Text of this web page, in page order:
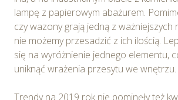
lampę z papierowym abażurem.
czy wazony grają jedną z
nie możemy przesadzić z ich ilością.
się na wyróżnienie jednego elementu,
uniknąć wrażenia przesytu we wnętrzu.
Trendy na 2019 rok nie pominęły też